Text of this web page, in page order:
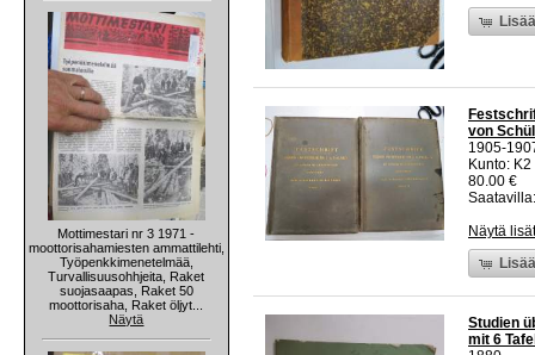
Mottimestari nr 3 1971 -
moottorisahamiesten ammattilehti,
Työpenkkimenetelmää,
Turvallisuusohhjeita, Raket
suojasaapas, Raket 50
moottorisaha, Raket öljyt...
Näytä
von
1905-
Kunto:
80.00 €
Näytä
Studien
mit 6